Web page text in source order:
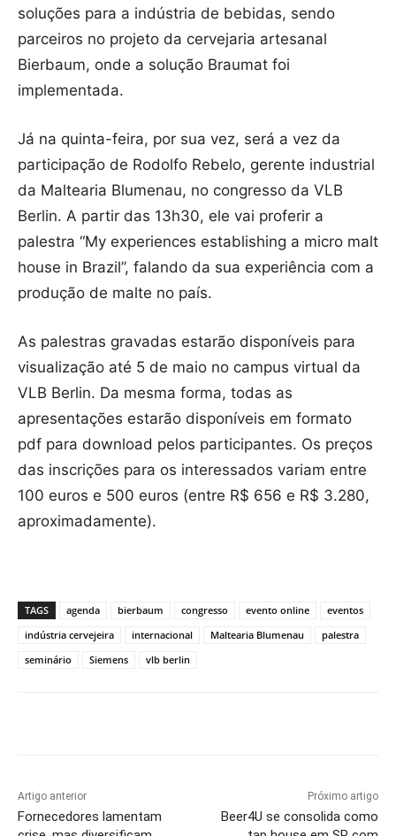
soluções para a indústria de bebidas, sendo
parceiros no projeto da cervejaria artesanal
Bierbaum, onde a solução Braumat foi
implementada.
Já na quinta-feira, por sua vez, será a vez da
participação de Rodolfo Rebelo, gerente industrial
da Maltearia Blumenau, no congresso da VLB
Berlin. A partir das 13h30, ele vai proferir a
palestra “My experiences establishing a micro malt
house in Brazil”, falando da sua experiência com a
produção de malte no país.
As palestras gravadas estarão disponíveis para
visualização até 5 de maio no campus virtual da
VLB Berlin. Da mesma forma, todas as
apresentações estarão disponíveis em formato
pdf para download pelos participantes. Os preços
das inscrições para os interessados variam entre
100 euros e 500 euros (entre R$ 656 e R$ 3.280,
aproximadamente).
TAGS agenda bierbaum congresso evento online
eventos
indústria cervejeira
internacional Maltearia Blumenau
palestra
seminário
Siemens vlb berlin
Artigo anterior
Fornecedores lamentam
Próximo artigo
Beer4U se consolida como